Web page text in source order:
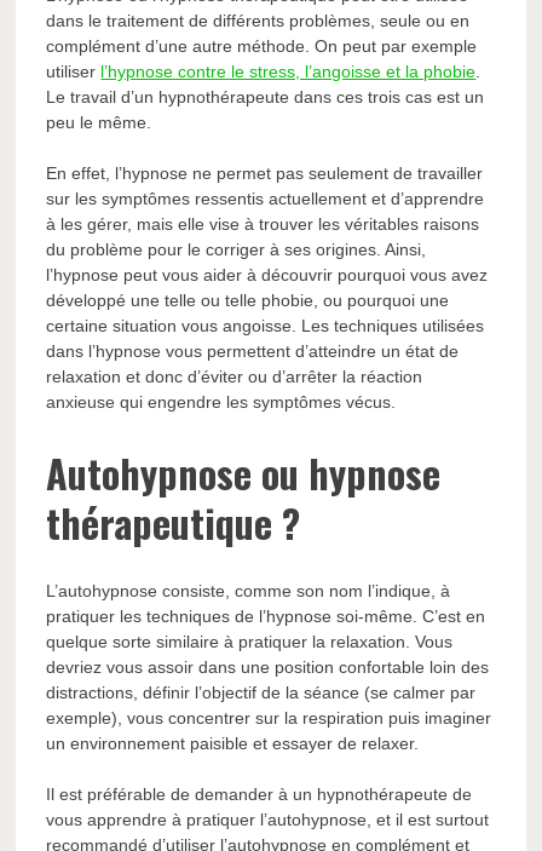
dans le traitement de différents problèmes, seule ou en
complément d’une autre méthode. On peut par exemple
utiliser l’hypnose contre le stress, l’angoisse et la phobie
Le travail d’un hypnothérapeute dans ces trois cas est un
peu le même.
En effet, l’hypnose ne permet pas seulement de travailler
sur les symptômes ressentis actuellement et d’apprendre
à les gérer, mais elle vise à trouver les véritables raisons
du problème pour le corriger à ses origines. Ainsi,
l’hypnose peut vous aider à découvrir pourquoi vous avez
développé une telle ou telle phobie, ou pourquoi une
certaine situation vous angoisse. Les techniques utilisées
dans l’hypnose vous permettent d’atteindre un état de
relaxation et donc d’éviter ou d’arrêter la réaction
anxieuse qui engendre les symptômes vécus.
Autohypnose ou hypnose
thérapeutique ?
L’autohypnose consiste, comme son nom l’indique, à
pratiquer les techniques de l’hypnose soi-même. C’est en
quelque sorte similaire à pratiquer la relaxation. Vous
devriez vous assoir dans une position confortable loin des
distractions, définir l’objectif de la séance (se calmer par
exemple), vous concentrer sur la respiration puis imaginer
un environnement paisible et essayer de relaxer.
Il est préférable de demander à un hypnothérapeute de
vous apprendre à pratiquer l’autohypnose, et il est surtout
recommandé d’utiliser l’autohypnose en complément et